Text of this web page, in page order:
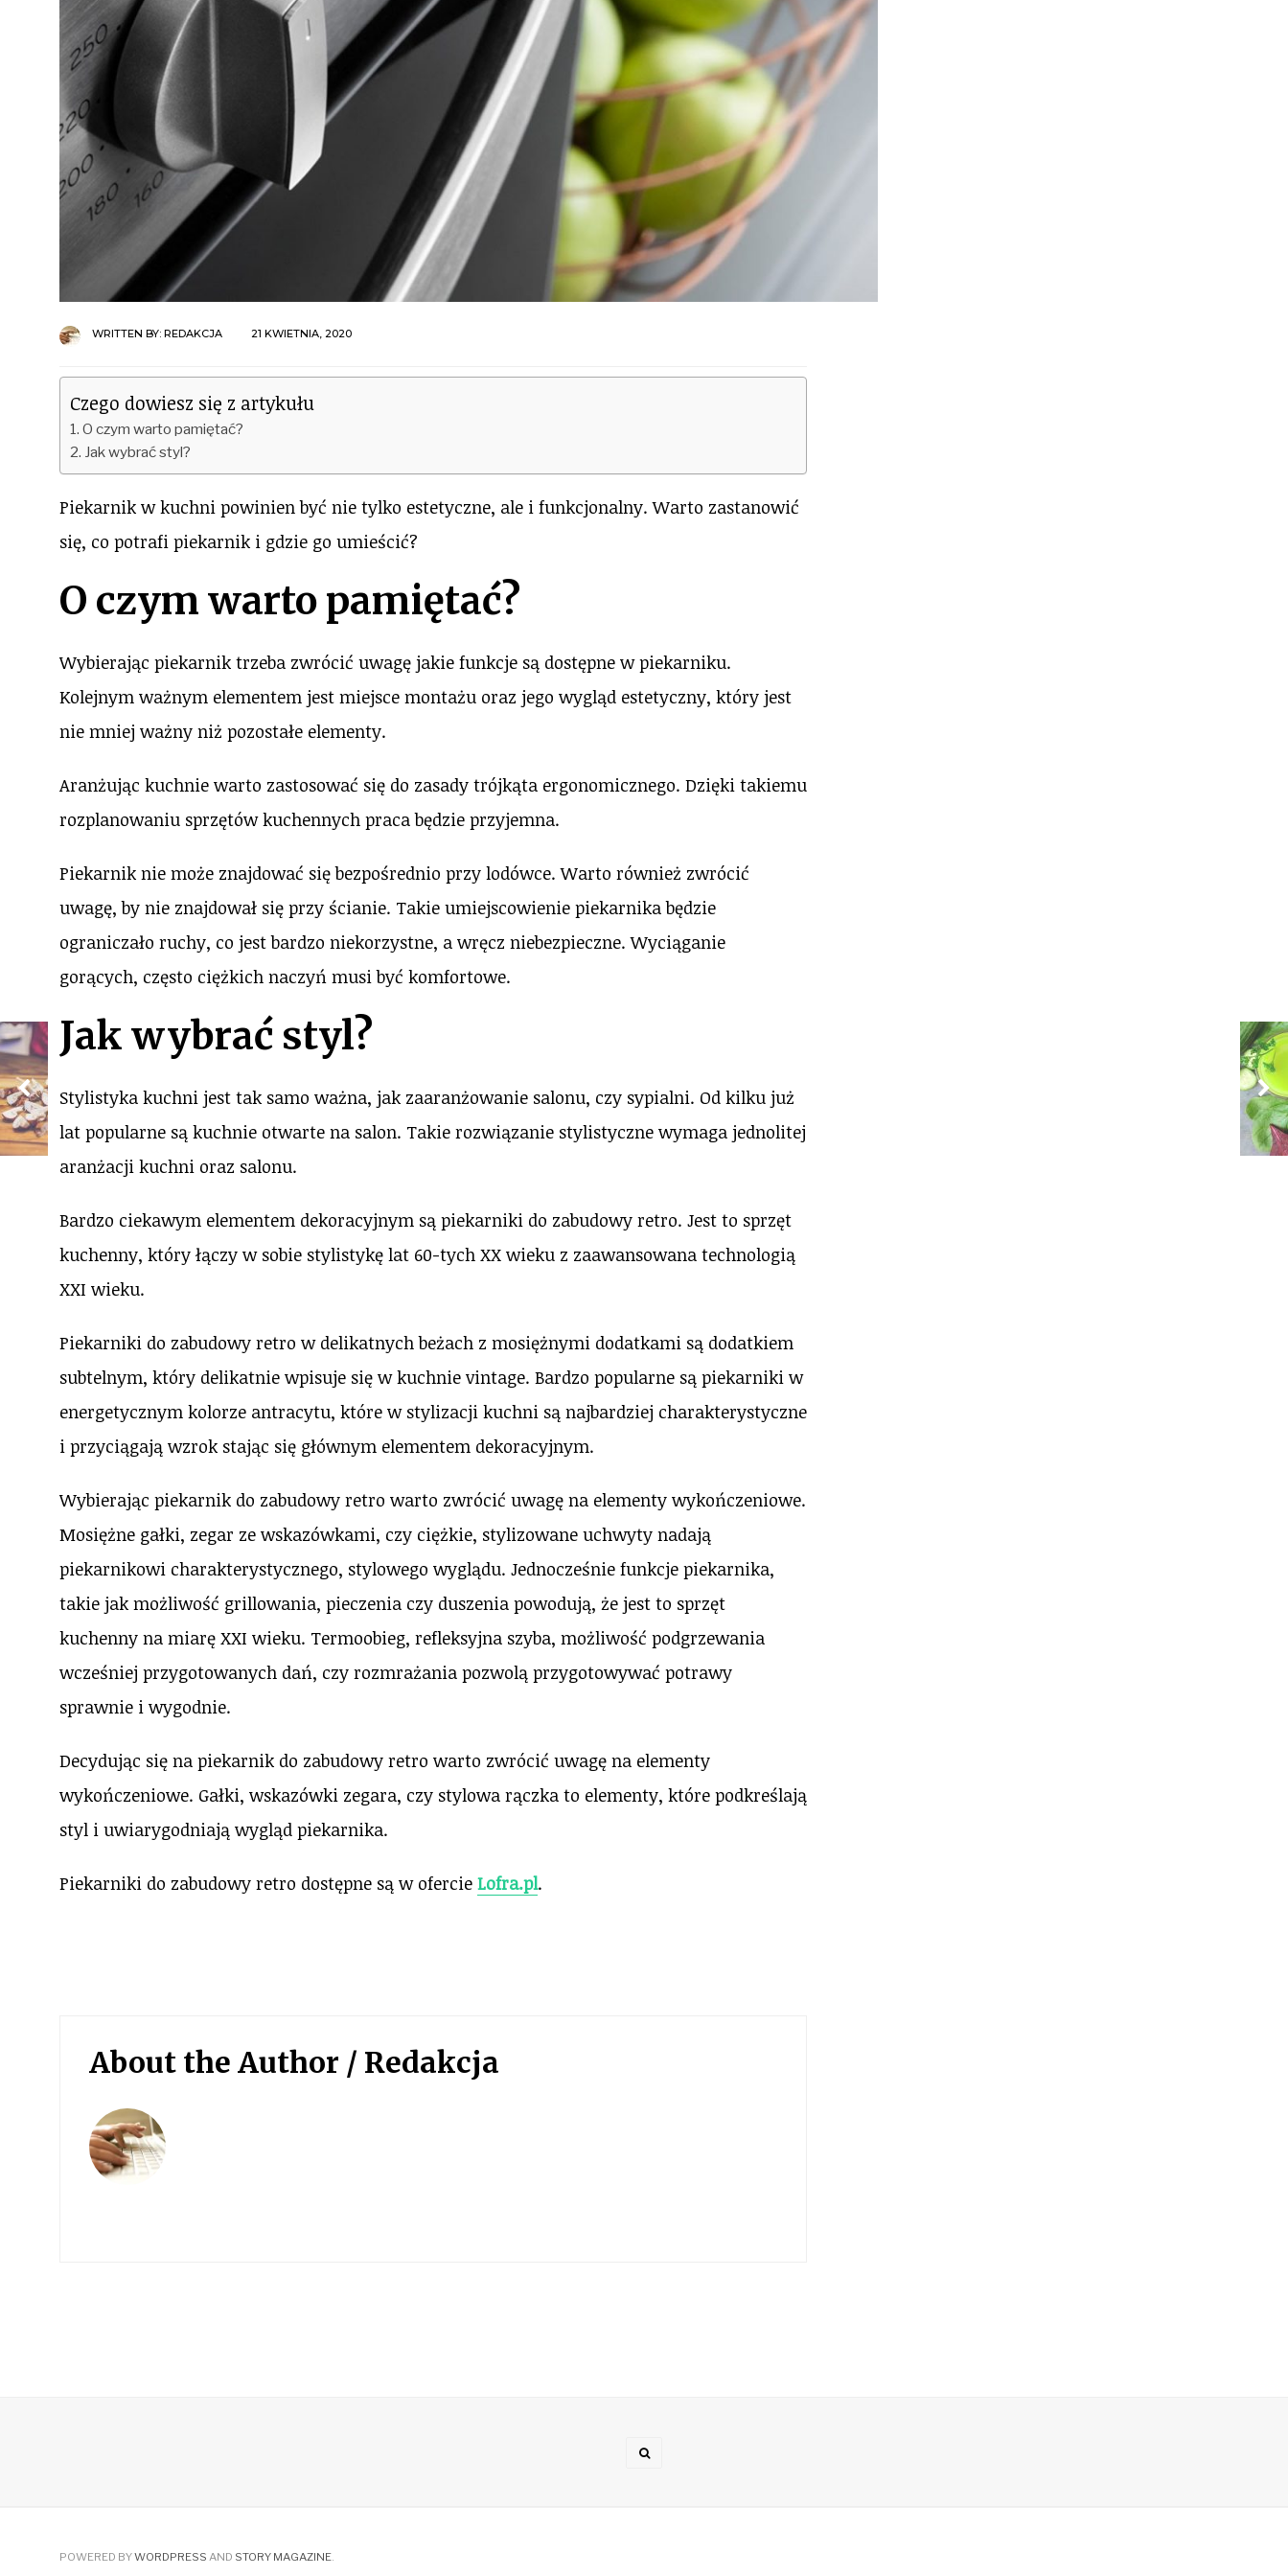
WRITTEN BY: REDAKCJA 21 KWIETNIA, 2020
Czego dowiesz się z artykułu
O czym warto pamiętać?
Jak wybrać styl?
Piekarnik w kuchni powinien być nie tylko estetyczne, ale i funkcjonalny. Warto zastanowić
się, co potrafi piekarnik i gdzie go umieścić?
O czym warto pamiętać?
Wybierając piekarnik trzeba zwrócić uwagę jakie funkcje są dostępne w piekarniku.
Kolejnym ważnym elementem jest miejsce montażu oraz jego wygląd estetyczny, który jest
nie mniej ważny niż pozostałe elementy.
Aranżując kuchnie warto zastosować się do zasady trójkąta ergonomicznego. Dzięki takiemu
rozplanowaniu sprzętów kuchennych praca będzie przyjemna.
Piekarnik nie może znajdować się bezpośrednio przy lodówce. Warto również zwrócić
uwagę, by nie znajdował się przy ścianie. Takie umiejscowienie piekarnika będzie
ograniczało ruchy, co jest bardzo niekorzystne, a wręcz niebezpieczne. Wyciąganie
gorących, często ciężkich naczyń musi być komfortowe.
Jak wybrać styl?
Stylistyka kuchni jest tak samo ważna, jak zaaranżowanie salonu, czy sypialni. Od kilku już
lat popularne są kuchnie otwarte na salon. Takie rozwiązanie stylistyczne wymaga jednolitej
aranżacji kuchni oraz salonu.
Bardzo ciekawym elementem dekoracyjnym są piekarniki do zabudowy retro. Jest to sprzęt
kuchenny, który łączy w sobie stylistykę lat 60-tych XX wieku z zaawansowana technologią
XXI wieku.
Piekarniki do zabudowy retro w delikatnych beżach z mosiężnymi dodatkami są dodatkiem
subtelnym, który delikatnie wpisuje się w kuchnie vintage. Bardzo popularne są piekarniki w
energetycznym kolorze antracytu, które w stylizacji kuchni są najbardziej charakterystyczne
i przyciągają wzrok stając się głównym elementem dekoracyjnym.
Wybierając piekarnik do zabudowy retro warto zwrócić uwagę na elementy wykończeniowe.
Mosiężne gałki, zegar ze wskazówkami, czy ciężkie, stylizowane uchwyty nadają
piekarnikowi charakterystycznego, stylowego wyglądu. Jednocześnie funkcje piekarnika,
takie jak możliwość grillowania, pieczenia czy duszenia powodują, że jest to sprzęt
kuchenny na miarę XXI wieku. Termoobieg, refleksyjna szyba, możliwość podgrzewania
wcześniej przygotowanych dań, czy rozmrażania pozwolą przygotowywać potrawy
sprawnie i wygodnie.
Decydując się na piekarnik do zabudowy retro warto zwrócić uwagę na elementy
wykończeniowe. Gałki, wskazówki zegara, czy stylowa rączka to elementy, które podkreślają
styl i uwiarygodniają wygląd piekarnika.
Piekarniki do zabudowy retro dostępne są w ofercie Lofra.pl.
About the Author / Redakcja
POWERED BYWORDPRESS AND STORY MAGAZINE